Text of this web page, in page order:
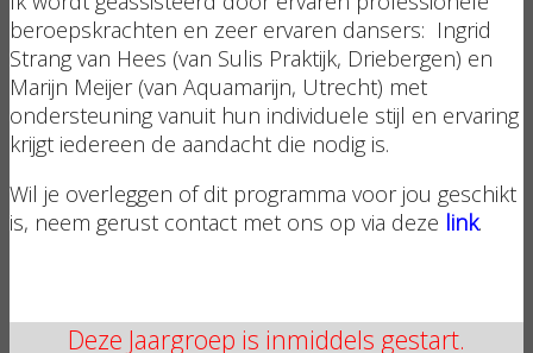
beroepskrachten en zeer ervaren dansers: Ingrid
Strang van Hees (van Sulis Praktijk, Driebergen) en
Marijn Meijer (van Aquamarijn, Utrecht) met
ondersteuning vanuit hun individuele stijl en ervaring
krijgt iedereen de aandacht die nodig is.
Wil je overleggen of dit programma voor jou geschikt
is, neem gerust contact met ons op via deze link.
Deze Jaargroep is inmiddels gestart.